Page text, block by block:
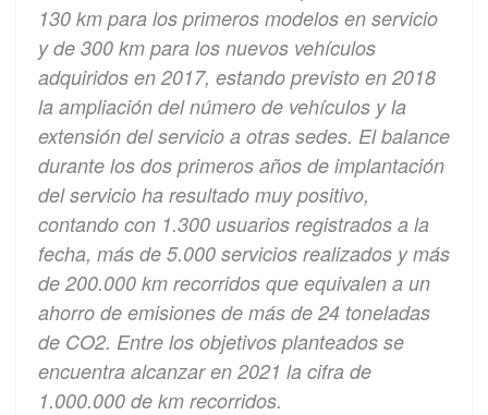
130 km para los primeros modelos en servicio
y de 300 km para los nuevos vehículos
adquiridos en 2017, estando previsto en 2018
la ampliación del número de vehículos y la
extensión del servicio a otras sedes. El balance
durante los dos primeros años de implantación
del servicio ha resultado muy positivo,
contando con 1.300 usuarios registrados a la
fecha, más de 5.000 servicios realizados y más
de 200.000 km recorridos que equivalen a un
ahorro de emisiones de más de 24 toneladas
de CO2. Entre los objetivos planteados se
encuentra alcanzar en 2021 la cifra de
1.000.000 de km recorridos.